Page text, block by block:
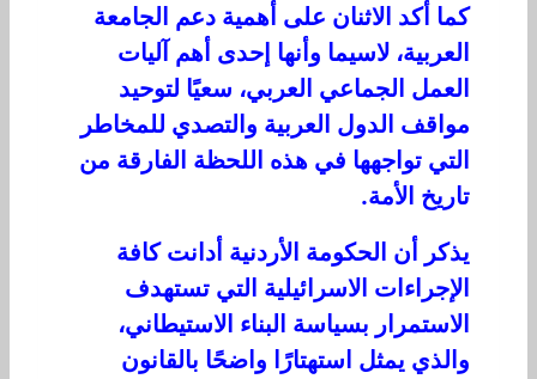
كما أكد الاثنان على أهمية دعم الجامعة
العربية، لاسيما وأنها إحدى أهم آليات
العمل الجماعي العربي، سعيًا لتوحيد
مواقف الدول العربية والتصدي للمخاطر
التي تواجهها في هذه اللحظة الفارقة من
تاريخ الأمة.
يذكر أن الحكومة الأردنية أدانت كافة
الإجراءات الاسرائيلية التي تستهدف
الاستمرار بسياسة البناء الاستيطاني،
والذي يمثل استهتارًا واضحًا بالقانون